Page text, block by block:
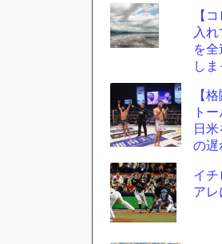
【
入
を
しま
【
ト
日
の遅
イ
ア
更新
ツー